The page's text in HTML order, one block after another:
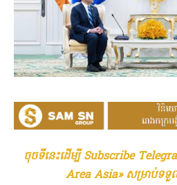
ចុចទីនេះដើម្បី Subscribe
Area Asia» សម្រាប់ទទួ